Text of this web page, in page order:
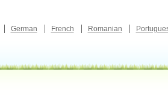
German French Romanian